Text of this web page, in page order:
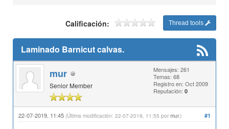
Thread tools
Calificación:
Laminado Barnicut calvas.
mur
Senior Member
Mensajes: 261
Temas: 68
Registro en: Oct 2009
Reputación: 0
#1
22-07-2019, 11:45 (Última modificación: 22-07-2019, 11:55 por mur.)